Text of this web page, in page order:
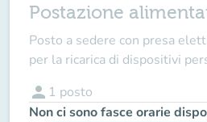
Postazione
Posto a sedere con presa
per la ricarica di dispositivi
person 1 posto
Non ci sono fasce orarie